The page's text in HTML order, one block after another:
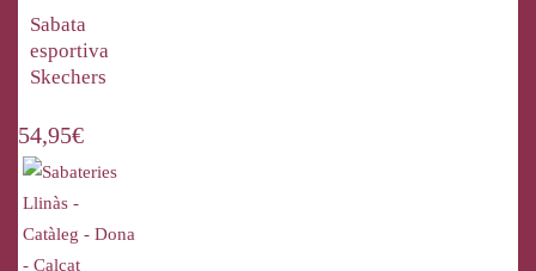
Sabata
esportiva
Skechers
54,95€